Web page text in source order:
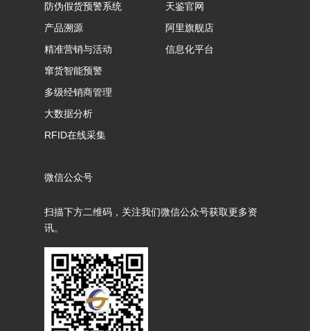
防伪假货预警系统
产品溯源
精准营销与活动
窜货智能预警
多级经销商管理
大数据分析
RFID在线采集
天鉴官网
阿里旗舰店
信息化平台
微信公众号
扫描下方二维码，关注我们微信公众号获取更多资
讯。